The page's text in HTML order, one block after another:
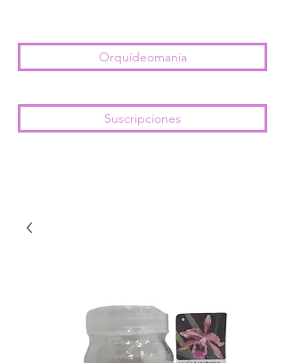
Orquídeomania
Suscripciones